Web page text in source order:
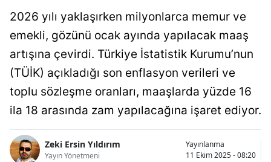
Bilecik
Bingöl
Bitlis
Bolu
Burdur
Bursa
2026 yılı yaklaşırken milyonlarca memur ve
emekli, gözünü ocak ayında yapılacak maaş
artışına çevirdi. Türkiye İstatistik Kurumu’nun
(TÜİK) açıkladığı son enflasyon verileri ve
toplu sözleşme oranları, maaşlarda yüzde 16
ila 18 arasında zam yapılacağına işaret ediyor.
Zeki Ersin Yıldırım
Yayın Yönetmeni
Yayınlanma
11 Ekim 2025 - 08:20